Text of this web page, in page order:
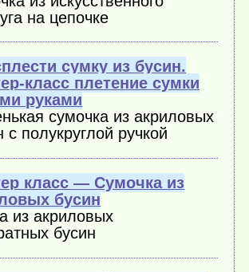
на цепочке
сумку из бусин.
класс плетение сумки
руками
сумочка из акриловых
с полукруглой ручкой
класс — Сумочка из
бусин
из акриловых
бусин